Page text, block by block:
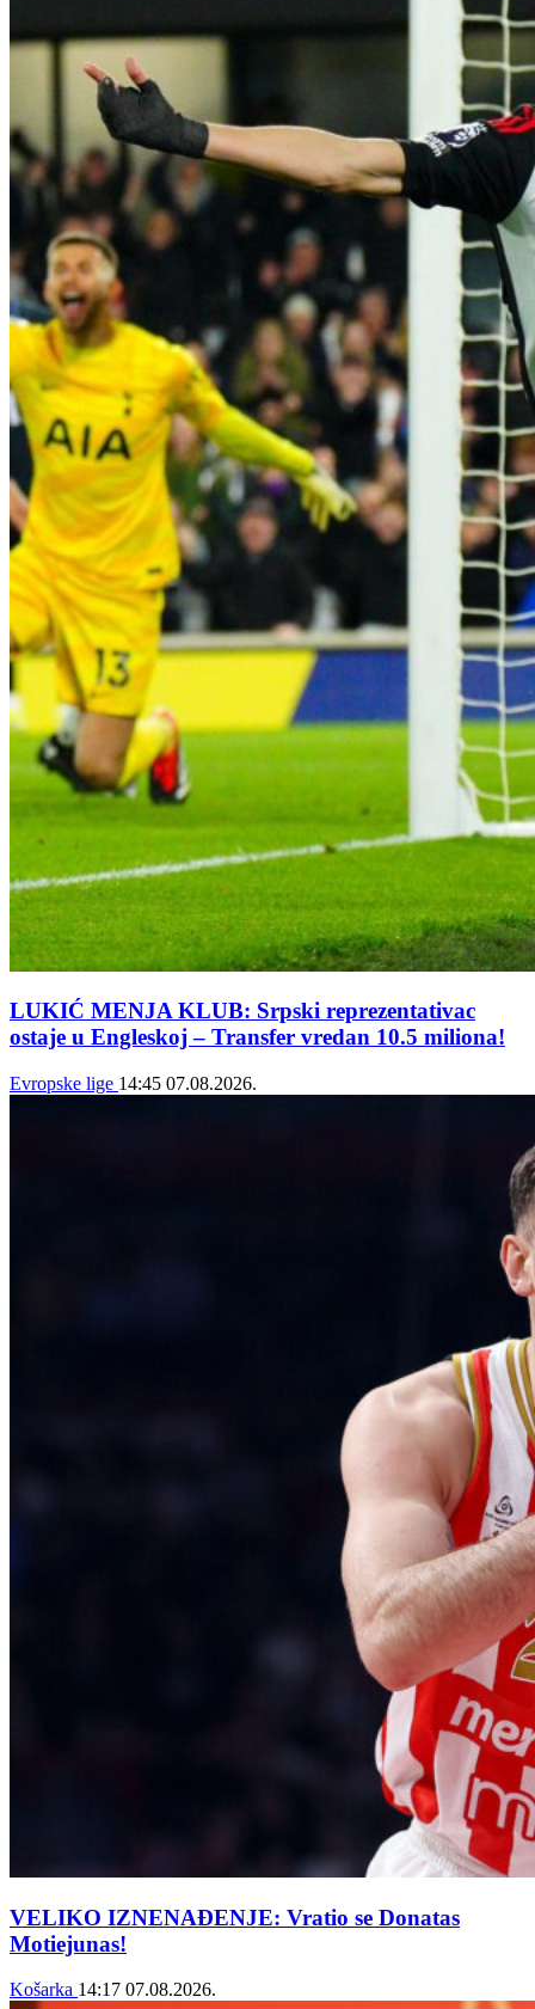
LUKIĆ MENJA KLUB: Srpski reprezentativac
ostaje u Engleskoj – Transfer vredan 10.5 miliona!
Evropske lige 14:45 07.08.2026.
VELIKO IZNENAĐENJE: Vratio se Donatas
Motiejunas!
Košarka 14:17 07.08.2026.